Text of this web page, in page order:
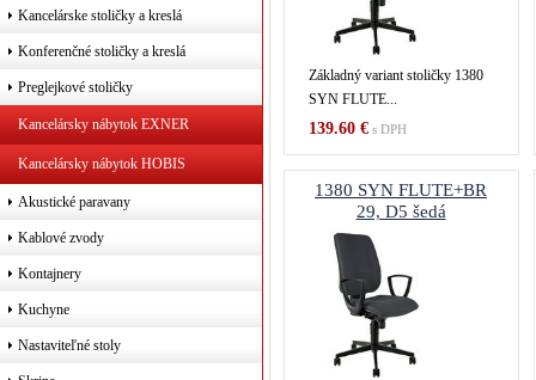
Kancelárske stoličky a kreslá
Konferenčné stoličky a kreslá
Preglejkové stoličky
Kancelársky nábytok EXNER
Kancelársky nábytok HOBIS
Akustické paravany
Kablové zvody
Kontajnery
Kuchyne
Nastaviteľné stoly
Základný variant stoličky 1380
SYN FLUTE...
139.60 €s DPH
1380 SYN FLUTE+BR
29, D5 šedá